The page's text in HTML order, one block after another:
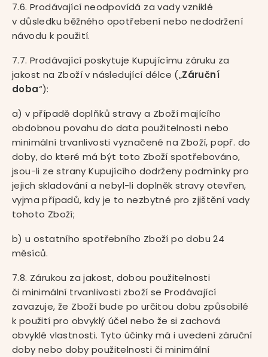
7.6. Prodávající neodpovídá za vady vzniklé
v důsledku běžného opotřebení nebo nedodržení
návodu k použití.
7.7. Prodávající poskytuje Kupujícímu záruku za
jakost na Zboží v následující délce („Záruční
doba“):
a) v případě doplňků stravy a Zboží majícího
obdobnou povahu do data použitelnosti nebo
minimální trvanlivosti vyznačené na Zboží, popř. do
doby, do které má být toto Zboží spotřebováno,
jsou-li ze strany Kupujícího dodrženy podmínky pro
jejich skladování a nebyl-li doplněk stravy otevřen,
vyjma případů, kdy je to nezbytné pro zjištění vady
tohoto Zboží;
b) u ostatního spotřebního Zboží po dobu 24
měsíců.
7.8. Zárukou za jakost, dobou použitelnosti
či minimální trvanlivosti zboží se Prodávající
zavazuje, že Zboží bude po určitou dobu způsobilé
k použití pro obvyklý účel nebo že si zachová
obvyklé vlastnosti. Tyto účinky má i uvedení záruční
doby nebo doby použitelnosti či minimální